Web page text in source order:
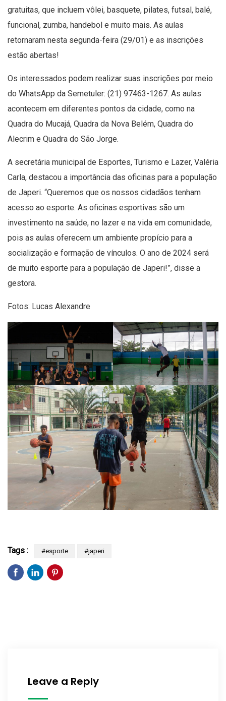
gratuitas, que incluem vôlei, basquete, pilates, futsal, balé,
funcional, zumba, handebol e muito mais. As aulas
retornaram nesta segunda-feira (29/01) e as inscrições
estão abertas!
Os interessados podem realizar suas inscrições por meio
do WhatsApp da Semetuler: (21) 97463-1267. As aulas
acontecem em diferentes pontos da cidade, como na
Quadra do Mucajá, Quadra da Nova Belém, Quadra do
Alecrim e Quadra do São Jorge.
A secretária municipal de Esportes, Turismo e Lazer, Valéria
Carla, destacou a importância das oficinas para a população
de Japeri. “Queremos que os nossos cidadãos tenham
acesso ao esporte. As oficinas esportivas são um
investimento na saúde, no lazer e na vida em comunidade,
pois as aulas oferecem um ambiente propício para a
socialização e formação de vínculos. O ano de 2024 será
de muito esporte para a população de Japeri!”, disse a
gestora.
Fotos: Lucas Alexandre
Tags : #esporte #japeri
Leave a Reply